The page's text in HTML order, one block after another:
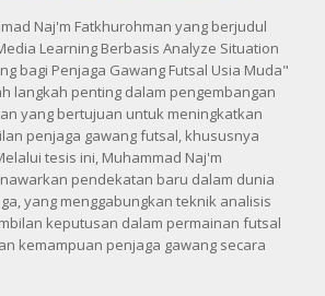
Naj'm Fatkhurohman yang berjudul
Learning Berbasis Analyze Situation
bagi Penjaga Gawang Futsal Usia Muda"
langkah penting dalam pengembangan
yang bertujuan untuk meningkatkan
penjaga gawang futsal, khususnya
tesis ini, Muhammad Naj'm
pendekatan baru dalam dunia
yang menggabungkan teknik analisis
keputusan dalam permainan futsal
kemampuan penjaga gawang secara